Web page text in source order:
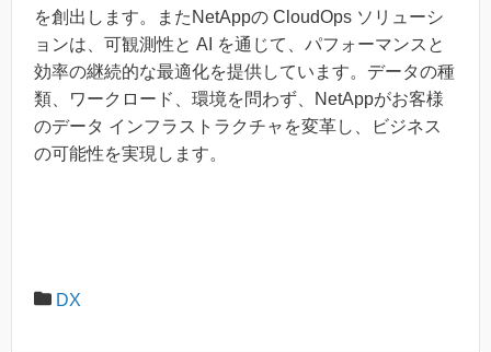
を創出します。またNetAppの CloudOps ソリューシ
ョンは、可観測性と AI を通じて、パフォーマンスと
効率の継続的な最適化を提供しています。データの種
類、ワークロード、環境を問わず、NetAppがお客様
のデータ インフラストラクチャを変革し、ビジネス
の可能性を実現します。
DX